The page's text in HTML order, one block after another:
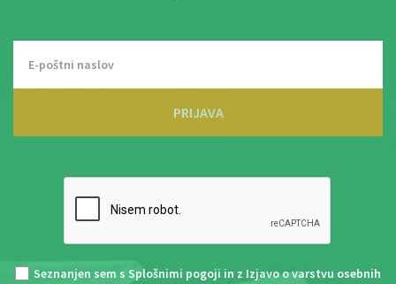
PRIJAVA
Seznanjen sem s Splošnimi pogoji in z Izjavo o varstvu osebnih